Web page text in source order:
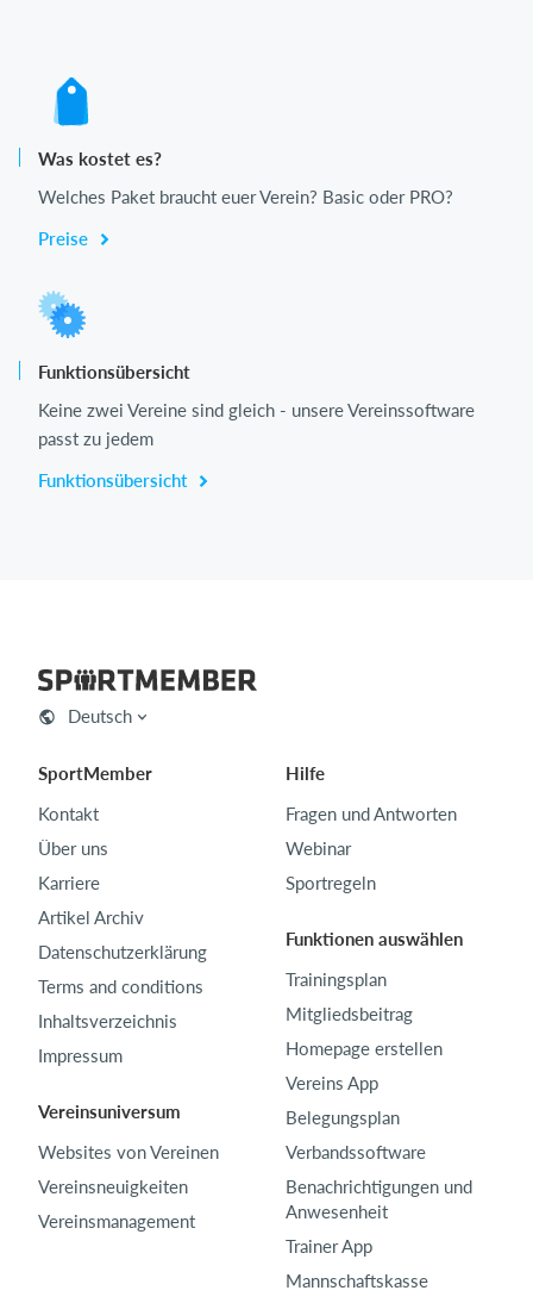
Was kostet es?
Welches Paket braucht euer Verein? Basic oder PRO?
Preise
Funktionsübersicht
Keine zwei Vereine sind gleich - unsere Vereinssoftware
passt zu jedem
Funktionsübersicht
Deutsch
SportMember
Kontakt
Über uns
Karriere
Artikel Archiv
Datenschutzerklärung
Terms and conditions
Inhaltsverzeichnis
Impressum
Vereinsuniversum
Websites von Vereinen
Vereinsneuigkeiten
Vereinsmanagement
Hilfe
Fragen und Antworten
Webinar
Sportregeln
Funktionen auswählen
Trainingsplan
Mitgliedsbeitrag
Homepage erstellen
Vereins App
Belegungsplan
Verbandssoftware
Benachrichtigungen und
Anwesenheit
Trainer App
Mannschaftskasse